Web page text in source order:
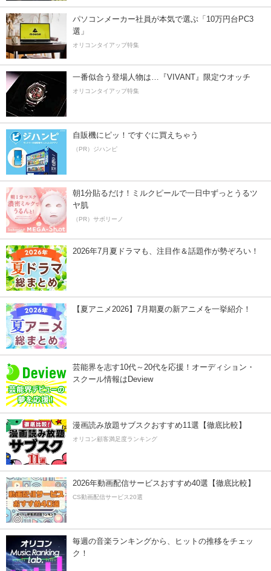
パソコンメーカー社員が本気で選ぶ「10万円台PC3
選」
オリコンタイアップ特集
一番似合う登場人物は…『VIVANT』限定ウオッチ
オリコンタイアップ特集
自販機にピッ！ですぐに買えちゃう
（PR）ジハンピ
朝1分貼るだけ！ミルクピールで一日中ずっとうるツ
ヤ肌
（PR）サボリーノ
2026年7月夏ドラマも、注目作＆話題作が勢ぞろい！
【夏アニメ2026】7月期夏の新アニメを一挙紹介！
芸能界を志す10代～20代を応援！オーディション・
スクール情報はDeview
漫画読み放題サブスクおすすめ11選【徹底比較】
オリコン顧客満足度ランキング
2026年動画配信サービスおすすめ40選【徹底比較】
CS動画配信サービス20選
毎週の音楽ランキングから、ヒットの推移をチェッ
ク！